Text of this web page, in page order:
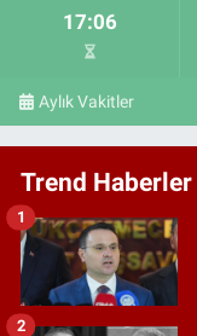
17:06
Aylık Vakitler
Trend Haberler
1
2